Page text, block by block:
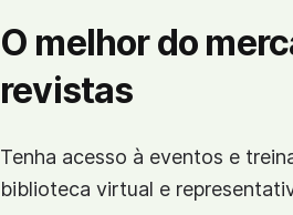
O melhor do
revistas
Tenha acesso à eventos e
biblioteca virtual e